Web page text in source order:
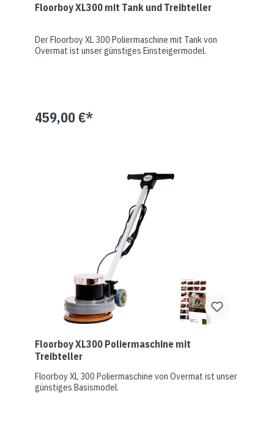
Floorboy XL300 mit Tank und Treibteller
Der Floorboy XL 300 Poliermaschine mit Tank von
Overmat ist unser günstiges Einsteigermodel.
459,00 €*
Floorboy XL300 Poliermaschine mit
Treibteller
Floorboy XL 300 Poliermaschine von Overmat ist unser
günstiges Basismodel.